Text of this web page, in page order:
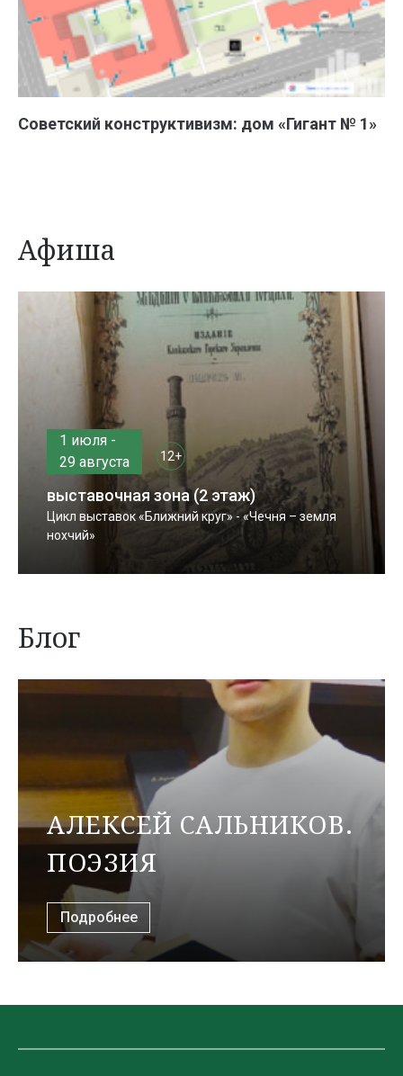
Советский конструктивизм: дом «Гигант № 1»
Афиша
1 июля -
29 августа
12+
выставочная зона (2 этаж)
Цикл выставок «Ближний круг» - «Чечня – земля
нохчий»
Блог
АЛЕКСЕЙ САЛЬНИКОВ.
ПОЭЗИЯ
Подробнее